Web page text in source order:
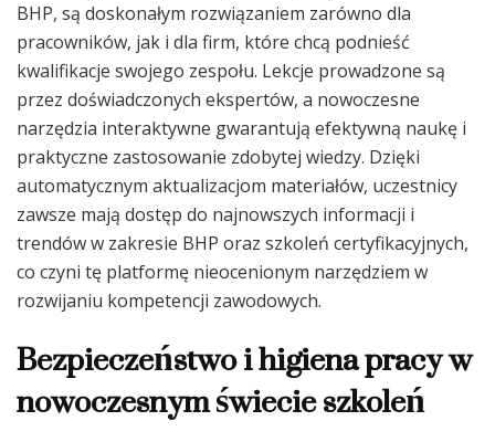
BHP, są doskonałym rozwiązaniem zarówno dla
pracowników, jak i dla firm, które chcą podnieść
kwalifikacje swojego zespołu. Lekcje prowadzone są
przez doświadczonych ekspertów, a nowoczesne
narzędzia interaktywne gwarantują efektywną naukę i
praktyczne zastosowanie zdobytej wiedzy. Dzięki
automatycznym aktualizacjom materiałów, uczestnicy
zawsze mają dostęp do najnowszych informacji i
trendów w zakresie BHP oraz szkoleń certyfikacyjnych,
co czyni tę platformę nieocenionym narzędziem w
rozwijaniu kompetencji zawodowych.
Bezpieczeństwo i higiena pracy w
nowoczesnym świecie szkoleń